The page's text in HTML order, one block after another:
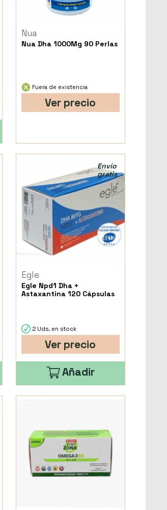
Nua
Nua Dha 1000Mg 90 Perlas
Fuera de existencia
Ver precio
Egle
Egle Npd1 Dha +
Astaxantina 120 Cápsulas
Envío
gratis
2 Uds. en stock
Ver precio
Añadir